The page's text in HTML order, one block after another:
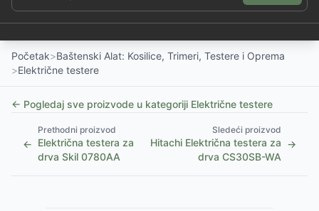
Početak>Baštenski Alat: Kosilice, Trimeri, Testere i Oprema
>Električne testere
← Pogledaj sve proizvode u kategoriji Električne testere
←
Prethodni proizvod
Električna testera za
drva Skil 0780AA
Sledeći proizvod
Hitachi Električna testera za
drva CS30SB-WA
→